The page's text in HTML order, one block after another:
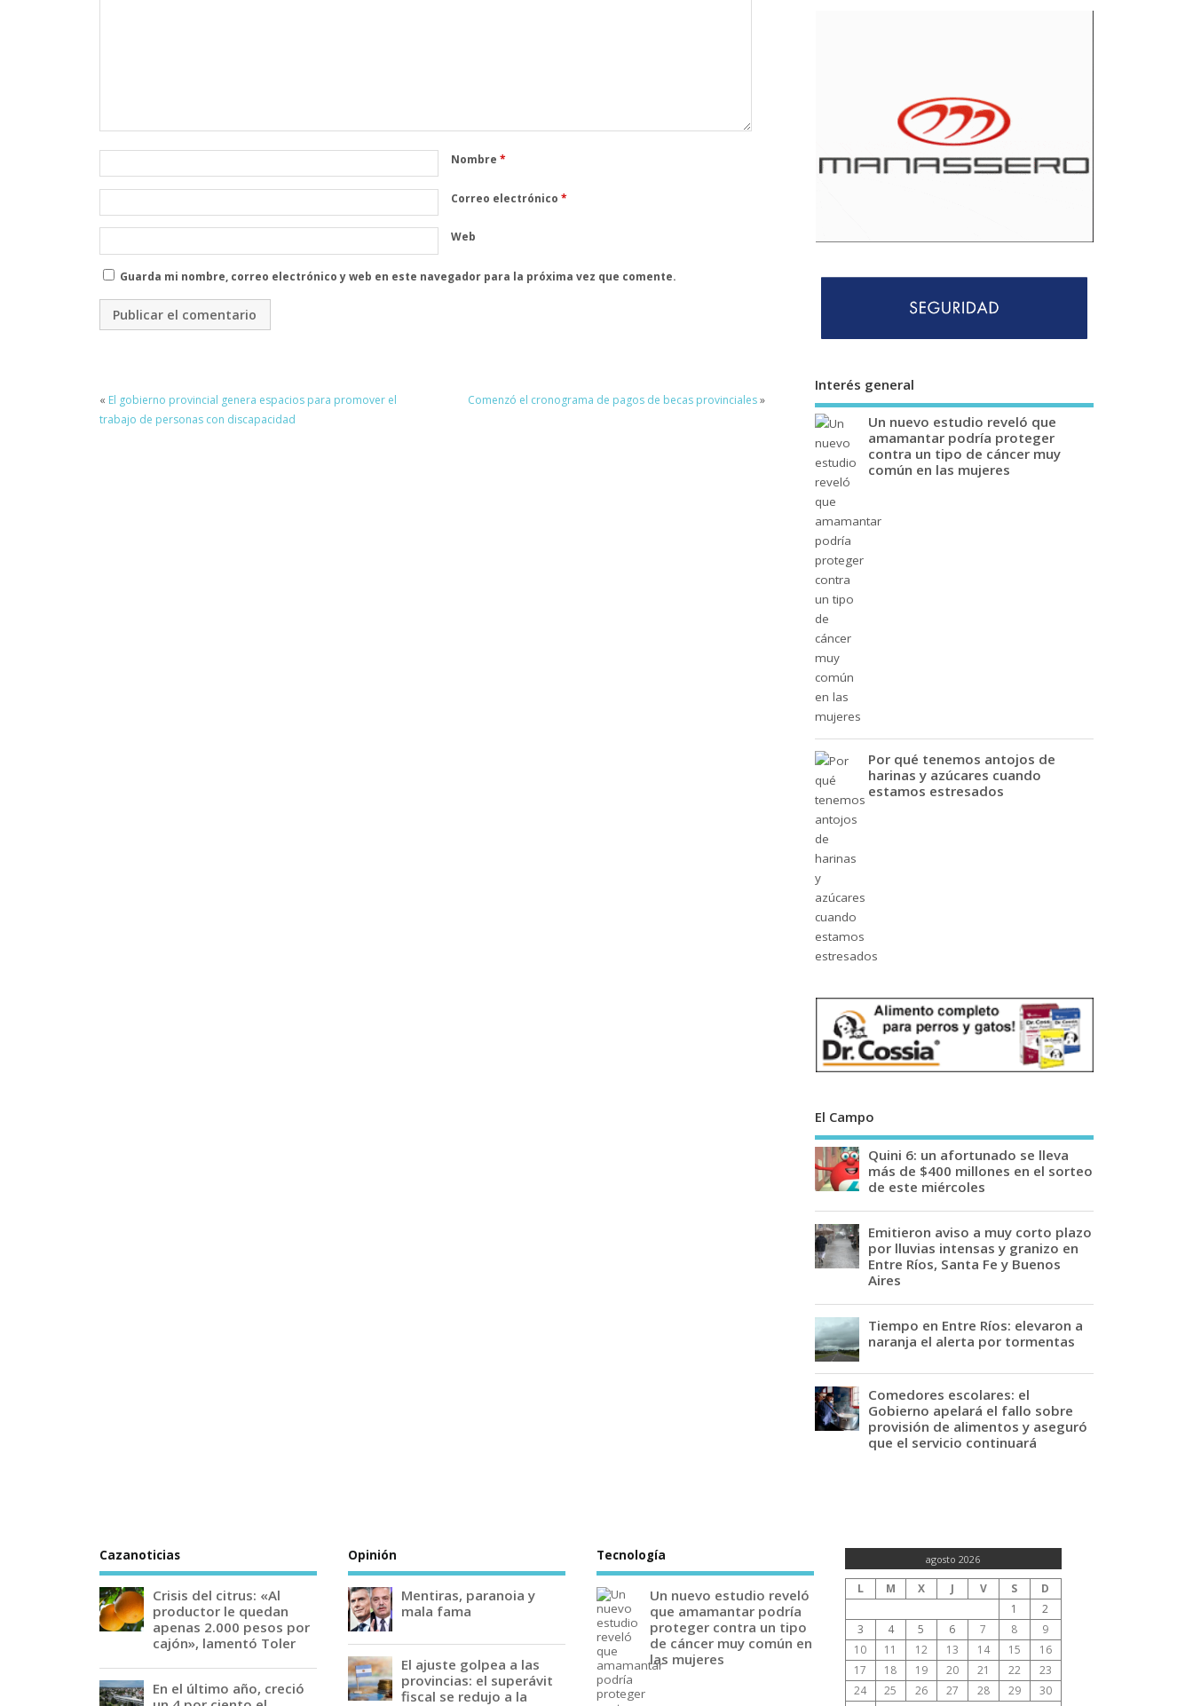
Nombre *
Correo electrónico *
Web
Guarda mi nombre, correo electrónico y web en este navegador para la próxima vez que comente.
« El gobierno provincial genera espacios para promover el
trabajo de personas con discapacidad
Comenzó el cronograma de pagos de becas provinciales»
Interés general
Un nuevo estudio reveló que
amamantar podría proteger
contra un tipo de cáncer muy
común en las mujeres
Por qué tenemos antojos de
harinas y azúcares cuando
estamos estresados
El Campo
Quini 6: un afortunado se lleva
más de $400 millones en el sorteo
de este miércoles
Emitieron aviso a muy corto plazo
por lluvias intensas y granizo en
Entre Ríos, Santa Fe y Buenos
Aires
Tiempo en Entre Ríos: elevaron a
naranja el alerta por tormentas
Comedores escolares: el
Gobierno apelará el fallo sobre
provisión de alimentos y aseguró
que el servicio continuará
Cazanoticias
Crisis del citrus: «Al
productor le quedan
apenas 2.000 pesos por
cajón», lamentó Toler
En el último año, creció
Opinión
Mentiras, paranoia y
mala fama
El ajuste golpea a las
provincias: el superávit
fiscal se redujo a la
Tecnología
Un nuevo estudio reveló
que amamantar podría
proteger contra un tipo
de cáncer muy común en
las mujeres
agosto 2026
L M X J V S
D
1
2
3
4 5 6 7 8
9
10
11 12 13 14 15
16
17
18 19 20 21 22
23
24
25 26 27 28 29
30